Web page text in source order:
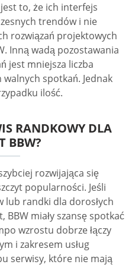
to, że ich interfejs
trendów i nie
rozwiązań projektowych
Inną wadą pozostawania
jest mniejsza liczba
spotkań. Jednak
ilość.
RANDKOWY DLA
BBW?
rozwijająca się
popularności. Jeśli
lub randki dla dorosłych
miały szansę spotkać
wzrostu dobrze łączy
i zakresem usług
serwisy, które nie mają